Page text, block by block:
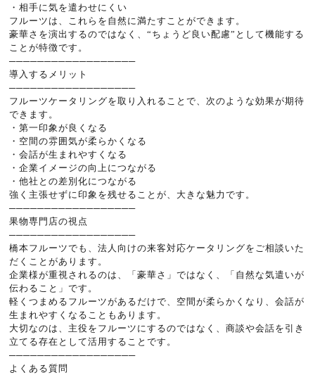
・相手に気を遣わせにくい
フルーツは、これらを自然に満たすことができます。
豪華さを演出するのではなく、“ちょうど良い配慮”として機能する
ことが特徴です。
──────────────────
導入するメリット
──────────────────
フルーツケータリングを取り入れることで、次のような効果が期待
できます。
・第一印象が良くなる
・空間の雰囲気が柔らかくなる
・会話が生まれやすくなる
・企業イメージの向上につながる
・他社との差別化につながる
強く主張せずに印象を残せることが、大きな魅力です。
──────────────────
果物専門店の視点
──────────────────
橋本フルーツでも、法人向けの来客対応ケータリングをご相談いた
だくことがあります。
企業様が重視されるのは、「豪華さ」ではなく、「自然な気遣いが
伝わること」です。
軽くつまめるフルーツがあるだけで、空間が柔らかくなり、会話が
生まれやすくなることもあります。
大切なのは、主役をフルーツにするのではなく、商談や会話を引き
立てる存在として活用することです。
──────────────────
よくある質問